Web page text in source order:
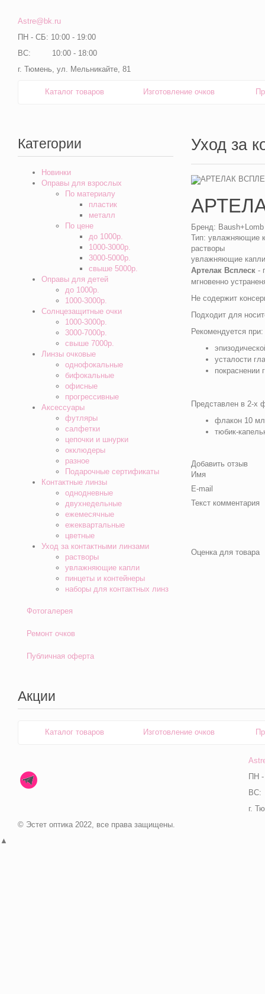
Astre@bk.ru
ПН - СБ: 10:00 - 19:00
ВС: 10:00 - 18:00
г. Тюмень, ул. Мельникайте, 81
Каталог товаров Изготовление очков
Уход за
Бренд: Baush+Lomb
Тип: увлажняющие
растворы
увлажняющие капли
Артелак Всплеск-
мгновенно
Не содержит
Подходит для
Рекомендуется при:
усталости
покраснении
Представлен в 2-х
флакон 10 мл
тюбик-
Добавить отзыв
Имя
E-mail
Текст комментария
Оценка для товара
Категории
Новинки
Оправы для взрослых
По материалу
пластик
металл
По цене
до 1000р.
1000-3000р.
3000-5000р.
свыше 5000р.
Оправы для детей
до 1000р.
1000-3000р.
Солнцезащитные очки
1000-3000р.
3000-7000р.
свыше 7000р.
Линзы очковые
однофокальные
бифокальные
офисные
прогрессивные
Аксессуары
футляры
салфетки
цепочки и шнурки
окклюдеры
разное
Подарочные сертификаты
Контактные линзы
однодневные
двухнедельные
ежемесячные
ежеквартальные
цветные
Уход за контактными линзами
растворы
увлажняющие капли
пинцеты и контейнеры
наборы для контактных линз
Фотогалерея
Ремонт очков
Публичная оферта
Акции
Каталог товаров Изготовление очков
ПН
г.
© Эстет оптика 2022, все права защищены.
▲